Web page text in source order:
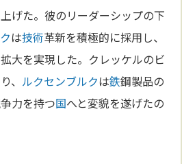
げた。彼のリーダーシップの下
は技術革新を積極的に採用し、
大を実現した。クレッケルのビ
、 ルクセンブルクは鉄鋼製品の
力を持つ国へと変貌を遂げたの